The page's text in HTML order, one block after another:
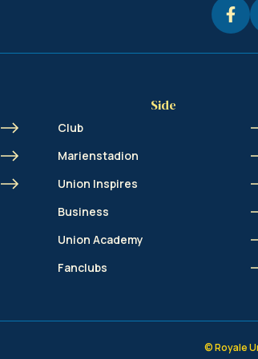
Side
Club
Marienstadion
Union Inspires
Business
Union Academy
Fanclubs
© Royale